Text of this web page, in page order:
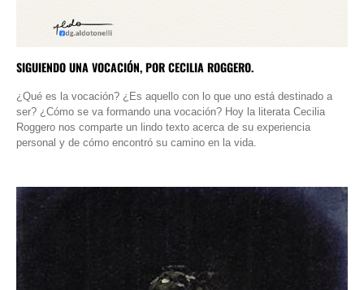
SIGUIENDO UNA VOCACIÓN, POR CECILIA ROGGERO.
¿Qué es la vocación? ¿Es aquello con lo que uno está destinado a
ser? ¿Cómo se va formando una vocación? Hoy la literata Cecilia
Roggero nos comparte un lindo texto acerca de su experiencia
personal y de cómo encontró su camino en la vida.